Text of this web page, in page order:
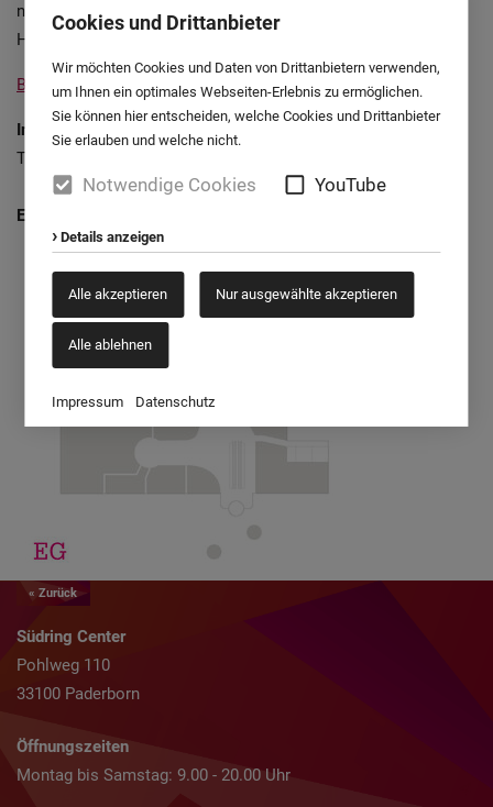
Cookies und Drittanbieter
Wir möchten Cookies und Daten von Drittanbietern verwenden,
um Ihnen ein optimales Webseiten-Erlebnis zu ermöglichen.
Sie können hier entscheiden, welche Cookies und Drittanbieter
Sie erlauben und welche nicht.
Notwendige Cookies YouTube
Details anzeigen
Alle akzeptieren Nur ausgewählte akzeptieren
Alle ablehnen
Impressum Datenschutz
nachhaltiger Verpackung auch zum Mitnehmen an! Peter
Hendel und sein Team wünschen einen Guten Appetit!
Bistro Esslust_August.pdf
Informationen
Telefon: 05251 8786581
Erdgeschoss
« Zurück
Südring Center
Pohlweg 110
33100 Paderborn
Öffnungszeiten
Montag bis Samstag: 9.00 - 20.00 Uhr